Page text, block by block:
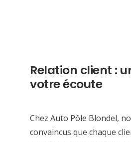
Relation client :
votre écoute
Chez Auto Pôle Blondel,
convaincus que chaque